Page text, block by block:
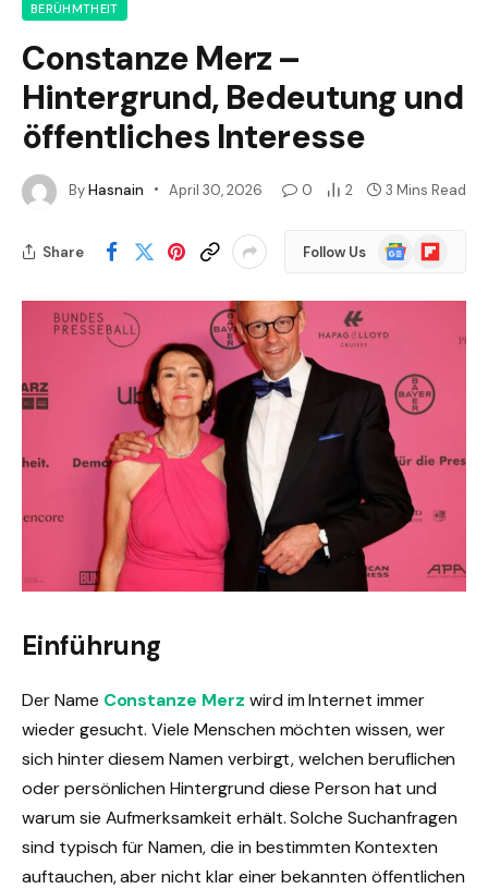
BERÜHMTHEIT
Constanze Merz –
Hintergrund, Bedeutung und
öffentliches Interesse
ByHasnain April 30, 2026 0 2 3 Mins Read
Share Follow Us
Google
News
Flipboard
Einführung
Der Name Constanze Merz wird im Internet immer
wieder gesucht. Viele Menschen möchten wissen, wer
sich hinter diesem Namen verbirgt, welchen beruflichen
oder persönlichen Hintergrund diese Person hat und
warum sie Aufmerksamkeit erhält. Solche Suchanfragen
sind typisch für Namen, die in bestimmten Kontexten
auftauchen, aber nicht klar einer bekannten öffentlichen